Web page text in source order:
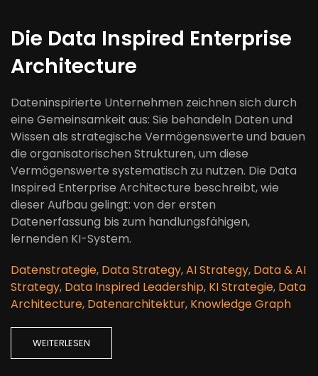
Die Data Inspired Enterprise
Architecture
Dateninspirierte Unternehmen zeichnen sich durch
eine Gemeinsamkeit aus: Sie behandeln Daten und
Wissen als strategische Vermögenswerte und bauen
die organisatorischen Strukturen, um diese
Vermögenswerte systematisch zu nutzen. Die Data
Inspired Enterprise Architecture beschreibt, wie
dieser Aufbau gelingt: von der ersten
Datenerfassung bis zum handlungsfähigen,
lernenden KI-System.
Datenstrategie, Data Strategy,AI Strategy, Data & AI
Strategy, Data Inspired Leadership, KI Strategie, Data
Architecture, Datenarchitektur, Knowledge Graph
WEITERLESEN